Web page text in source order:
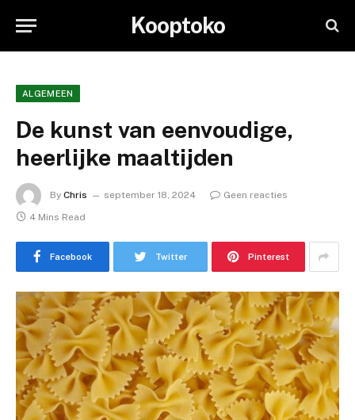
Kooptoko
ALGEMEEN
De kunst van eenvoudige,
heerlijke maaltijden
By Chris september 18, 2024
Geen reacties
4 Mins Read
Facebook Twitter Pinterest